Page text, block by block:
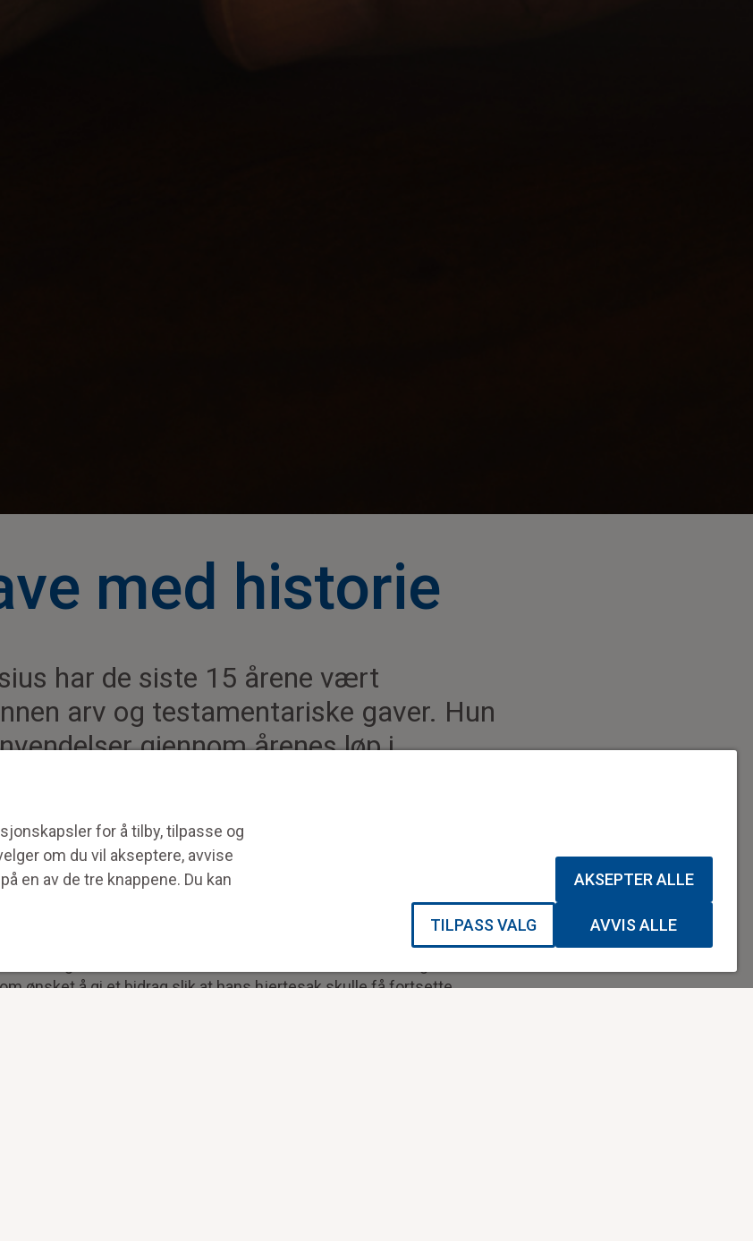
for å tilby, tilpasse og
om du vil akseptere, avvise
en av de tre knappene. Du kan
AKSEPTER ALLE
AVVIS ALLE
TILPASS VALG
med historie
har de siste 15 årene vært
arv og testamentariske gaver. Hun
gjennom årenes løp i
type donasjoner.
gavene vi får. Jeg blir glad og ydmyk på vegne av alle de som tar
arv skal gå videre for å kunne hjelpe andre som trenger det.
organisasjon som har betydd noe i deres liv. Andre har kanskje ikke
Det har hendt at jeg får en større innsikt i bidraget etter hvert. Det
ønsket å gi et bidrag slik at hans hjertesak skulle få fortsette